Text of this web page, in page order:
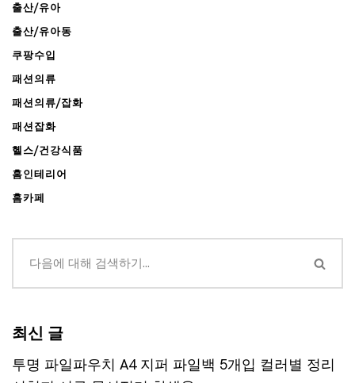
출산/유아
출산/유아동
쿠팡수입
패션의류
패션의류/잡화
패션잡화
헬스/건강식품
홈인테리어
홈카페
최신 글
투명 파일파우치 A4 지퍼 파일백 5개입 컬러별 정리